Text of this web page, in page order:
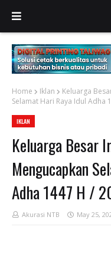
Home Iklan
Keluarga
Selamat Hari Raya Idul Adha
IKLAN
Keluarga Besar
Mengucapkan
Adha 1447 H /
Akurasi NTB May 25,